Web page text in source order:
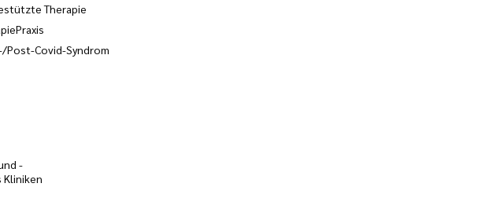
Therapie
Post-Covid-Syndrom
-
Kliniken